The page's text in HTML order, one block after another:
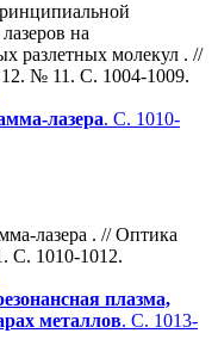
на
разлетных молекул . //
№ 11. С. 1004-1009.
лазера. С. 1010-
лазера . // Оптика
С. 1010-1012.
плазма,
металлов. С. 1013-